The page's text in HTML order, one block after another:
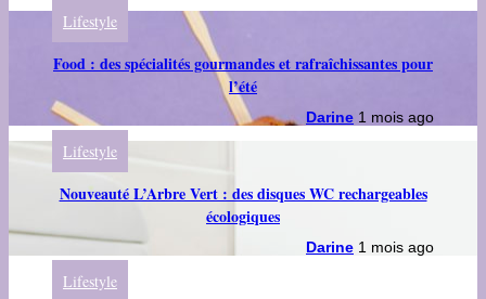
Lifestyle
Food : des spécialités gourmandes et rafraîchissantes pour
l’été
Darine 1 mois ago
Lifestyle
Nouveauté L’Arbre Vert : des disques WC rechargeables
écologiques
Darine 1 mois ago
Lifestyle